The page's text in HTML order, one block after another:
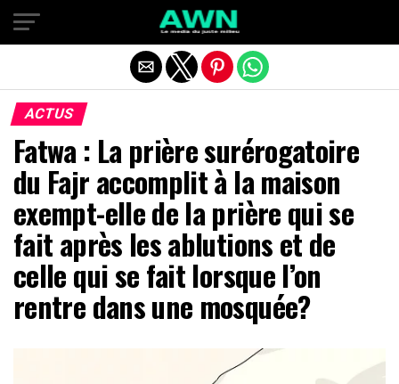
ACTUS
Fatwa : La prière surérogatoire
du Fajr accomplit à la maison
exempt-elle de la prière qui se
fait après les ablutions et de
celle qui se fait lorsque l’on
rentre dans une mosquée?
Quitter la version mobile